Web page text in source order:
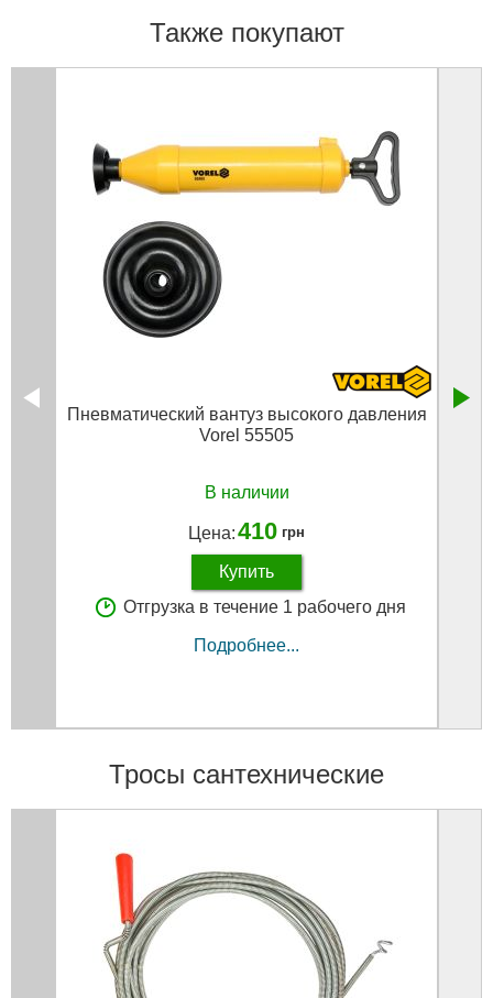
Также покупают
Пневматический вантуз высокого давления
Vorel 55505
В наличии
Цена:410 грн
Купить
Отгрузка в течение 1 рабочего дня
Подробнее...
Тросы сантехнические